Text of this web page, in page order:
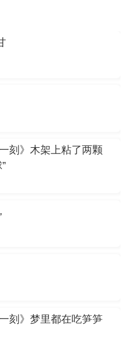
一刻》木架上粘了两颗
一刻》梦里都在吃笋笋